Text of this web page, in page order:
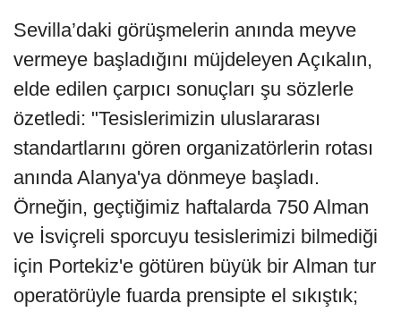
Sevilla’daki görüşmelerin anında meyve
vermeye başladığını müjdeleyen Açıkalın,
elde edilen çarpıcı sonuçları şu sözlerle
özetledi: "Tesislerimizin uluslararası
standartlarını gören organizatörlerin rotası
anında Alanya'ya dönmeye başladı.
Örneğin, geçtiğimiz haftalarda 750 Alman
ve İsviçreli sporcuyu tesislerimizi bilmediği
için Portekiz'e götüren büyük bir Alman tur
operatörüyle fuarda prensipte el sıkıştık;